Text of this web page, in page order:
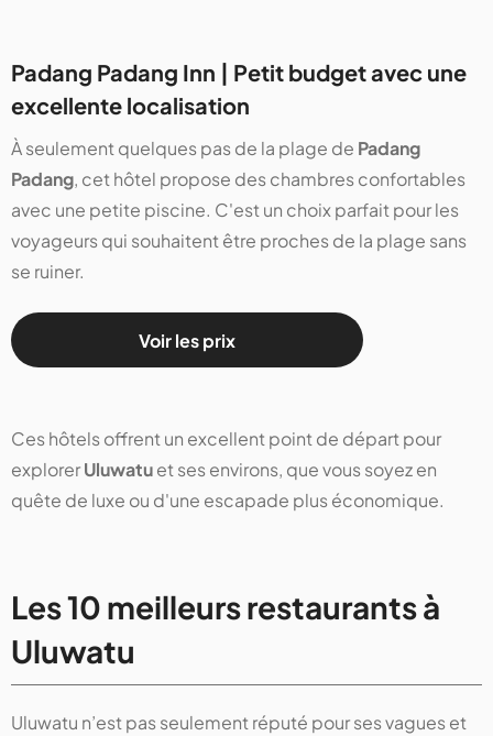
Padang Padang Inn | Petit budget avec une
excellente localisation
À seulement quelques pas de la plage de Padang
Padang, cet hôtel propose des chambres confortables
avec une petite piscine. C'est un choix parfait pour les
voyageurs qui souhaitent être proches de la plage sans
se ruiner.
Voir les prix
Ces hôtels offrent un excellent point de départ pour
explorerUluwatuet ses environs, que vous soyez en
quête de luxe ou d'une escapade plus économique.
Les 10 meilleurs restaurants à
Uluwatu
Uluwatu n’est pas seulement réputé pour ses vagues et